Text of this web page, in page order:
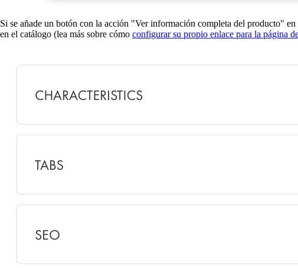
Si se añade un botón con la acción "Ver información completa del producto"
en el catálogo (lea más sobre cómo configurar su propio enlace para la página